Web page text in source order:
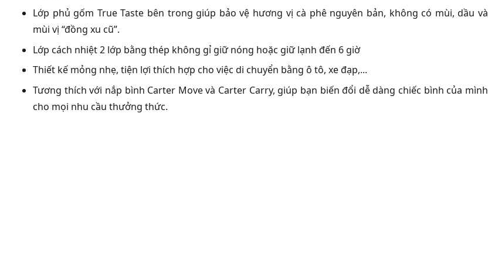
Lớp phủ gốm True Taste bên trong giúp bảo vệ hương vị cà phê nguyên bản, không có mùi, dầu và
mùi vị “đồng xu cũ”.
Lớp cách nhiệt 2 lớp bằng thép không gỉ giữ nóng hoặc giữ lạnh đến 6 giờ
Thiết kế mỏng nhẹ, tiện lợi thích hợp cho việc di chuyển bằng ô tô, xe đạp,...
Tương thích với nắp bình Carter Move và Carter Carry, giúp bạn biến đổi dễ dàng chiếc bình của mình
cho mọi nhu cầu thưởng thức.